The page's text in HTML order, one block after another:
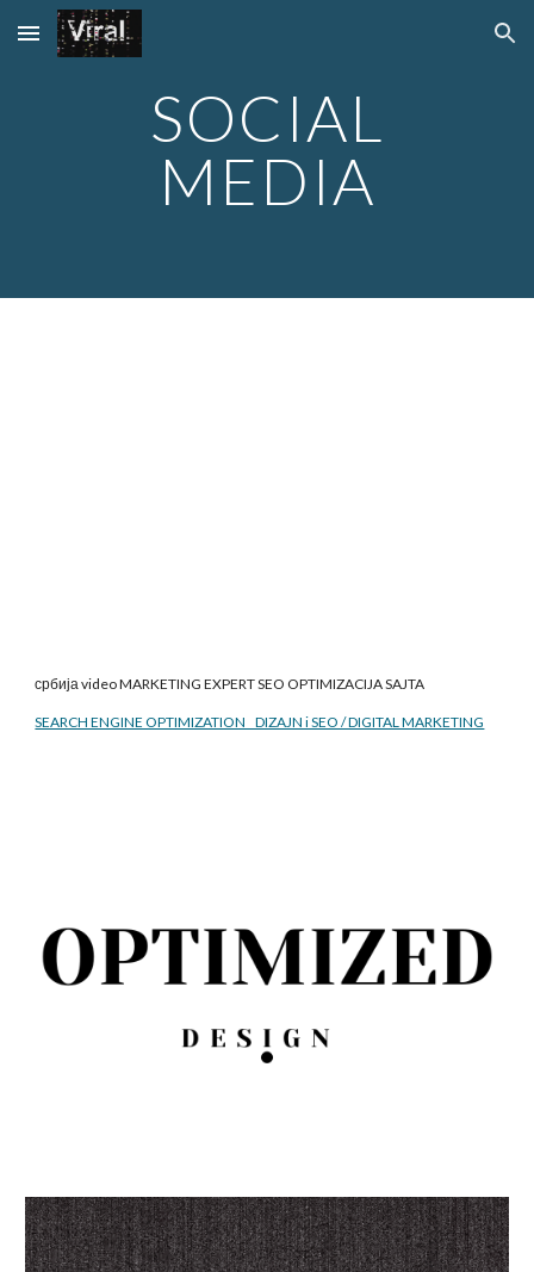
Skip to main content Skip to navigation
SOCIAL
MEDIA
србија video MARKETING EXPERT SEO OPTIMIZACIJA SAJTA
SEARCH ENGINE OPTIMIZATION DIZAJN i SEO / DIGITAL MARKETING